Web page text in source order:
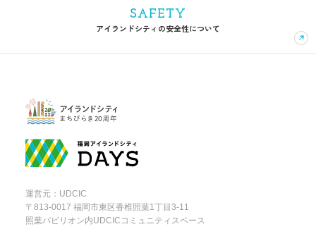
SAFETY
アイランドシティの安全性について
運営元：UDCIC
〒813-0017 福岡市東区香椎照葉1丁目3-11
照葉パビリオン内UDCICコミュニティスペース